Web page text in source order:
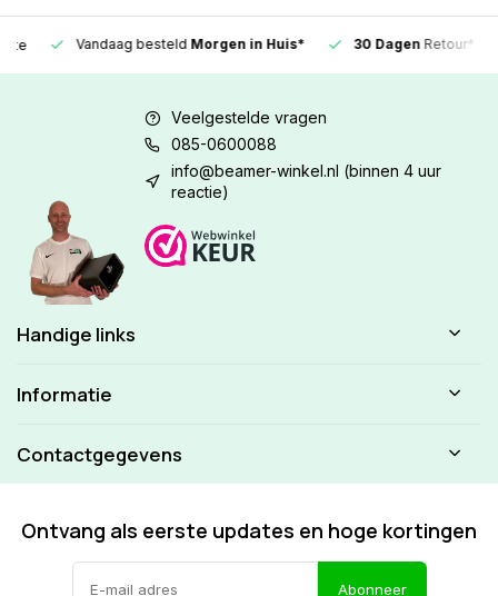
Vandaag besteldMorgen in Huis* 30 DagenRetour*
Veelgestelde vragen
085-0600088
info@beamer-winkel.nl (binnen 4 uur
reactie)
Handige links
Informatie
Contactgegevens
Ontvang als eerste updates en hoge kortingen
Abonneer